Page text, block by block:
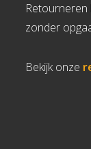
Retourneren
zonder
Bekijk onze